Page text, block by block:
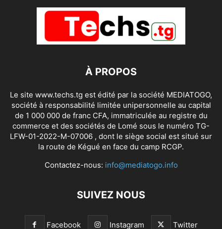
À PROPOS
Le site www.techs.tg est édité par la société MEDIATOGO,
société à responsabilité limitée unipersonnelle au capital
de 1 000 000 de franc CFA, immatriculée au registre du
commerce et des sociétés de Lomé sous le numéro TG-
LFW-01-2022-M-07006 , dont le siège social est situé sur
la route de Kégué en face du camp RCGP.
Contactez-nous: info@mediatogo.info
SUIVEZ NOUS
Facebook Instagram Twitter